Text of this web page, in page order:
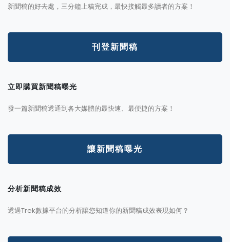
新聞稿的好去處，三分鐘上稿完成，最快接觸最多讀者的方案！
刊登新聞稿
立即購買新聞稿曝光
發一篇新聞稿透通到各大媒體的最快速、最便捷的方案！
讓新聞稿曝光
分析新聞稿成效
透過Trek數據平台的分析讓您知道你的新聞稿成效表現如何？